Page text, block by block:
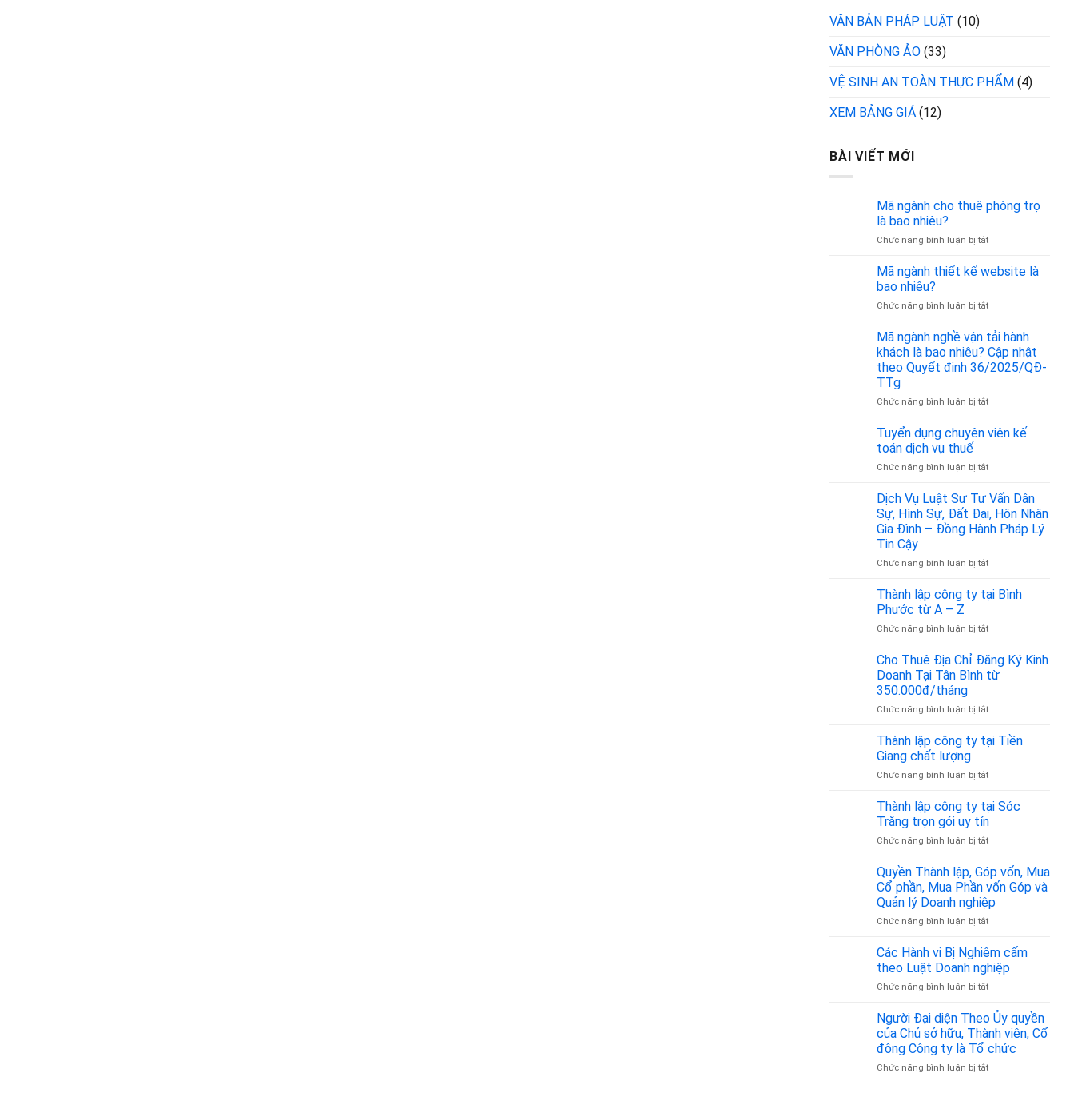
VĂN BẢN PHÁP LUẬT (10)
VĂN PHÒNG ẢO (33)
VỆ SINH AN TOÀN THỰC PHẨM (4)
XEM BẢNG GIÁ (12)
BÀI VIẾT MỚI
Mã ngành cho thuê phòng trọ
là bao nhiêu?
Chức năng bình luận bị tắtở
ngành
phòng
là
bao
nhiêu?
Mã ngành thiết kế website là
bao nhiêu?
Chức năng bình luận bị tắtở
ngành
thiết
kế
website
bao
Mã ngành nghề vận tải hành
khách là bao nhiêu? Cập nhật
theo Quyết định 36/2025/QĐ-
TTg
Chức năng bình luận bị tắtở
ngành
tải
khách
là
bao
nhiêu?
nhật
Quyết
định
TTg
Tuyển dụng chuyên viên kế
toán dịch vụ thuế
Chức năng bình luận bị tắtở
dụng
chuyên
viên
kế
dịch
thuế
Dịch Vụ Luật Sư Tư Vấn Dân
Sự, Hình Sự, Đất Đai, Hôn Nhân
Gia Đình – Đồng Hành Pháp Lý
Tin Cậy
Chức năng bình luận bị tắtở
Vụ
Luật
Tư
Dân
Sự,
Đất
Hôn
Đình
Đồng
Hành
Cậy
Thành lập công ty tại Bình
Phước từ A – Z
Chức năng bình luận bị tắtở
lập
công
ty
Bình
từ
A
Z
Cho Thuê Địa Chỉ Đăng Ký Kinh
Doanh Tại Tân Bình từ
350.000đ/tháng
Chức năng bình luận bị tắtở
Thuê
Địa
Đăng
Kinh
Doanh
Tân
từ
350.000đ/tháng
Thành lập công ty tại Tiền
Giang chất lượng
Chức năng bình luận bị tắtở
lập
công
ty
tại
Giang
chất
Thành lập công ty tại Sóc
Trăng trọn gói uy tín
Chức năng bình luận bị tắtở
lập
công
ty
tại
Sóc
trọn
gói
uy
tín
Quyền Thành lập, Góp vốn, Mua
Cổ phần, Mua Phần vốn Góp và
Quản lý Doanh nghiệp
Chức năng bình luận bị tắtở
Thành
lập,
Góp
vốn,
Cổ
phần,
Mua
Phần
vốn
Các Hành vi Bị Nghiêm cấm
theo Luật Doanh nghiệp
Chức năng bình luận bị tắtở
Hành
Bị
Nghiêm
cấm
Người Đại diện Theo Ủy quyền
của Chủ sở hữu, Thành viên, Cổ
đông Công ty là Tổ chức
Chức năng bình luận bị tắtở